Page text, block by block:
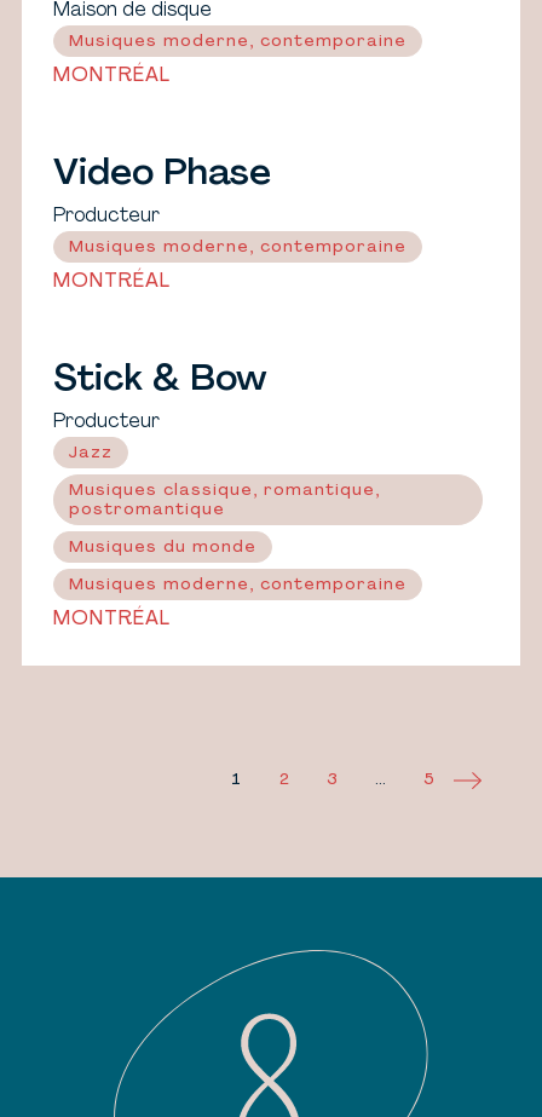
Maison de disque
Musiques moderne, contemporaine
MONTRÉAL
Video Phase
Producteur
Musiques moderne, contemporaine
MONTRÉAL
Stick & Bow
Producteur
Jazz
Musiques classique, romantique,
postromantique
Musiques du monde
Musiques moderne, contemporaine
MONTRÉAL
PUBLICATIONS
1 2 3 … 5